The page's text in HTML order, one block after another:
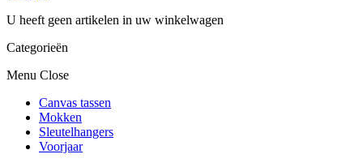
U heeft geen artikelen in uw winkelwagen
Categorieën
Menu Close
Canvas tassen
Mokken
Sleutelhangers
Voorjaar